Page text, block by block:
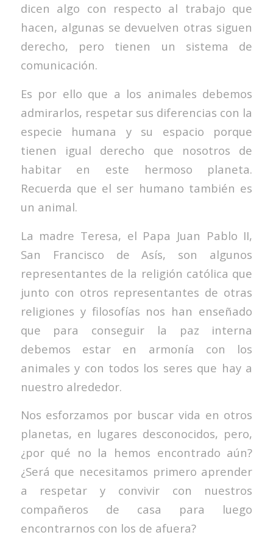
dicen algo con respecto al trabajo que
hacen, algunas se devuelven otras siguen
derecho, pero tienen un sistema de
comunicación.
Es por ello que a los animales debemos
admirarlos, respetar sus diferencias con la
especie humana y su espacio porque
tienen igual derecho que nosotros de
habitar en este hermoso planeta.
Recuerda que el ser humano también es
un animal.
La madre Teresa, el Papa Juan Pablo II,
San Francisco de Asís, son algunos
representantes de la religión católica que
junto con otros representantes de otras
religiones y filosofías nos han enseñado
que para conseguir la paz interna
debemos estar en armonía con los
animales y con todos los seres que hay a
nuestro alrededor.
Nos esforzamos por buscar vida en otros
planetas, en lugares desconocidos, pero,
¿por qué no la hemos encontrado aún?
¿Será que necesitamos primero aprender
a respetar y convivir con nuestros
compañeros de casa para luego
encontrarnos con los de afuera?